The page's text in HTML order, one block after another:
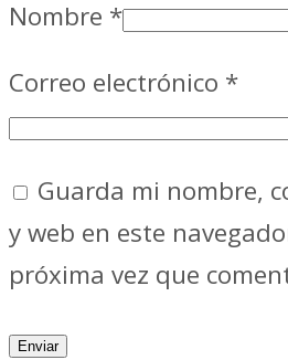
Nombre *
Correo electrónico *
Guarda mi nombre,
y web en este
próxima vez que